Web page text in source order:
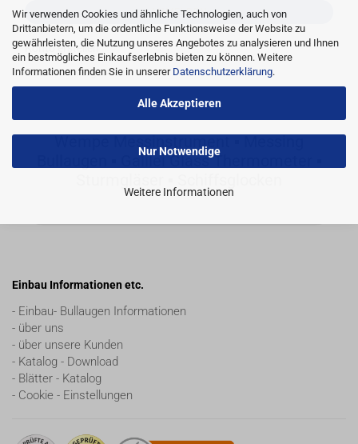
Wir verwenden Cookies und ähnliche Technologien, auch von
Drittanbietern, um die ordentliche Funktionsweise der Website zu
gewährleisten, die Nutzung unseres Angebotes zu analysieren und Ihnen
ein bestmögliches Einkaufserlebnis bieten zu können. Weitere
Informationen finden Sie in unserer Datenschutzerklärung.
Alle Akzeptieren
Nur Notwendige
Weitere Informationen
ANMELDEN
Konto erstellen
Passwort vergessen?
Bullaugen ▪ Galilei Glass Thermometer ▪
Einbau Informationen etc.
- Einbau- Bullaugen Informationen
- über uns
- über unsere Kunden
- Katalog - Download
- Blätter - Katalog
- Cookie - Einstellungen